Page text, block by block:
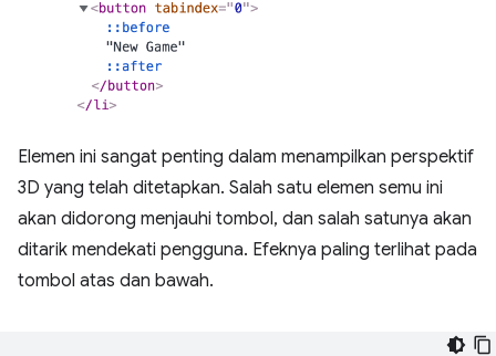
Elemen ini sangat penting dalam menampilkan perspektif
3D yang telah ditetapkan. Salah satu elemen semu ini
akan didorong menjauhi tombol, dan salah satunya akan
ditarik mendekati pengguna. Efeknya paling terlihat pada
tombol atas dan bawah.